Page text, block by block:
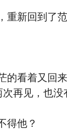
回到了范
看着又回来
再见，也没
他？